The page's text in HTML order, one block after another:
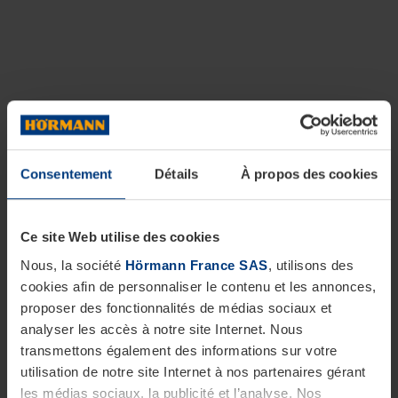
Consentement Détails À propos des cookies
Ce site Web utilise des cookies
Nous, la société Hörmann France SAS, utilisons des
cookies afin de personnaliser le contenu et les annonces,
proposer des fonctionnalités de médias sociaux et
analyser les accès à notre site Internet. Nous
transmettons également des informations sur votre
utilisation de notre site Internet à nos partenaires gérant
les médias sociaux, la publicité et l’analyse. Nos